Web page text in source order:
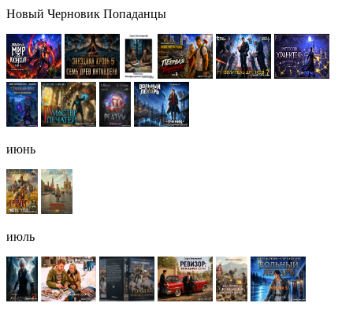
Новый Черновик Попаданцы
июнь
июль